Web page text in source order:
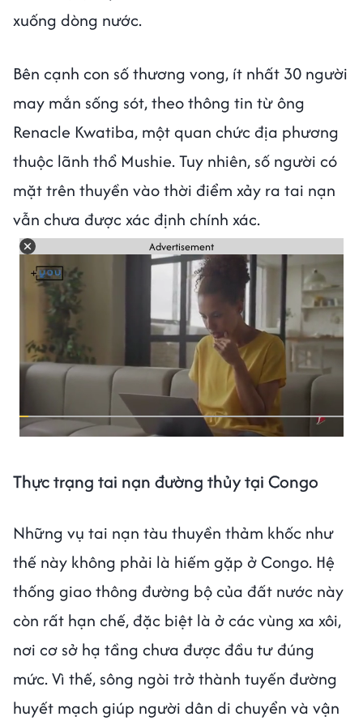
xuống dòng nước.
Bên cạnh con số thương vong, ít nhất 30 người
may mắn sống sót, theo thông tin từ ông
Renacle Kwatiba, một quan chức địa phương
thuộc lãnh thổ Mushie. Tuy nhiên, số người có
mặt trên thuyền vào thời điểm xảy ra tai nạn
vẫn chưa được xác định chính xác.
Advertisement
Thực trạng tai nạn đường thủy tại Congo
Những vụ tai nạn tàu thuyền thảm khốc như
thế này không phải là hiếm gặp ở Congo. Hệ
thống giao thông đường bộ của đất nước này
còn rất hạn chế, đặc biệt là ở các vùng xa xôi,
nơi cơ sở hạ tầng chưa được đầu tư đúng
mức. Vì thế, sông ngòi trở thành tuyến đường
huyết mạch giúp người dân di chuyển và vận